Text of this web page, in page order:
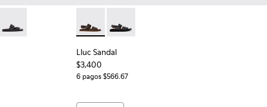
hombre.
para hombre.
de piel marrones para hombre.
- Sandalias de ante marrón para hombre.
004 - Sandalias de ante verdes para hombre.
- K101091-003 - Sandalias de ante marrón para hombre.
Lluc Sandal - K101091-001 - Sandalias de piel negras para
Lluc Sandal - K101092-002 - Sandalias de
Lluc Sandal - K101092-001 -
Lluc Sandal
$3,400
6 pagos $566.67